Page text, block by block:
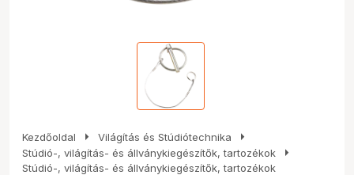
Kezdőoldal arrow_right Világítás és Stúdiótechnika arrow_right
Stúdió-, világítás- és állványkiegészítők, tartozékok arrow_right
Stúdió-, világítás- és állványkiegészítők, tartozékok